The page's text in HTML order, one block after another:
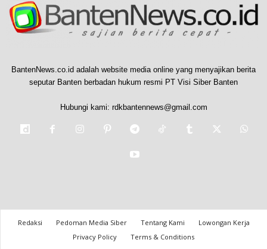
BantenNews.co.id adalah website media online yang menyajikan berita
seputar Banten berbadan hukum resmi PT Visi Siber Banten
Hubungi kami: rdkbantennews@gmail.com
Redaksi Pedoman Media Siber Tentang Kami
Lowongan Kerja
Privacy Policy
Terms & Conditions